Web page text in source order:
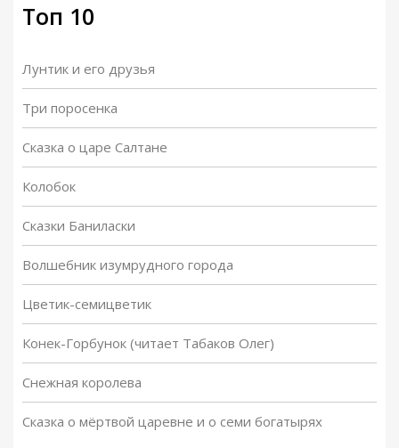
Топ 10
Лунтик и его друзья
Три поросенка
Сказка о царе Салтане
Колобок
Сказки Баниласки
Волшебник изумрудного города
Цветик-семицветик
Конек-Горбунок (читает Табаков Олег)
Снежная королева
Сказка о мёртвой царевне и о семи богатырях